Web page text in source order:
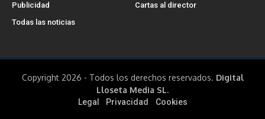
Publicidad
Cartas al director
Todas las noticias
Copyright 2026 - Todos los derechos reservados. Digital
Lloseta Media SL.
Legal Privacidad Cookies